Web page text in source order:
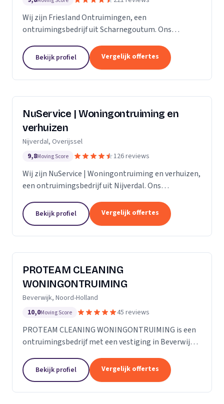
Wij zijn Friesland Ontruimingen, een
ontruimingsbedrijf uit Scharnegoutum. Ons
Bekijk profiel Vergelijk offertes
NuService | Woningontruiming en
verhuizen
Nijverdal, Overijssel
9,8Moving Score 126 reviews
Wij zijn NuService | Woningontruiming en verhuizen,
een ontruimingsbedrijf uit Nijverdal. Ons
Bekijk profiel Vergelijk offertes
PROTEAM CLEANING
WONINGONTRUIMING
Beverwijk, Noord-Holland
10,0Moving Score 45 reviews
PROTEAM CLEANING WONINGONTRUIMING is een
ontruimingsbedrijf met een vestiging in Beverwijk.
Bekijk profiel Vergelijk offertes